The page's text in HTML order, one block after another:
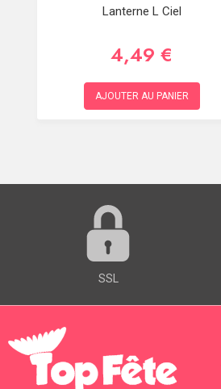
Lanterne L Ciel
4,49 €
AJOUTER AU PANIER
SSL